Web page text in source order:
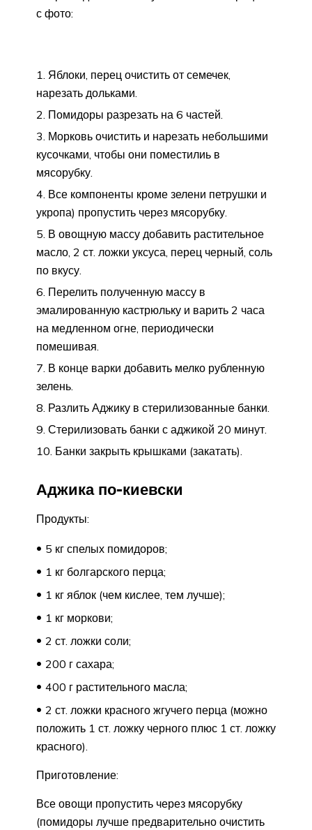
с фото:
Яблоки, перец очистить от семечек,
нарезать дольками.
Помидоры разрезать на 6 частей.
Морковь очистить и нарезать небольшими
кусочками, чтобы они поместилиь в
мясорубку.
Все компоненты кроме зелени петрушки и
укропа) пропустить через мясорубку.
В овощную массу добавить растительное
масло, 2 ст. ложки уксуса, перец черный, соль
по вкусу.
Перелить полученную массу в
эмалированную кастрюльку и варить 2 часа
на медленном огне, периодически
помешивая.
В конце варки добавить мелко рубленную
зелень.
Разлить Аджику в стерилизованные банки.
Стерилизовать банки с аджикой 20 минут.
Банки закрыть крышками (закатать).
Аджика по-киевски
Продукты:
5 кг спелых помидоров;
1 кг болгарского перца;
1 кг яблок (чем кислее, тем лучше);
1 кг моркови;
2 ст. ложки соли;
200 г сахара;
400 г растительного масла;
2 ст. ложки красного жгучего перца (можно
положить 1 ст. ложку черного плюс 1 ст. ложку
красного).
Приготовление:
Все овощи пропустить через мясорубку
(помидоры лучше предварительно очистить